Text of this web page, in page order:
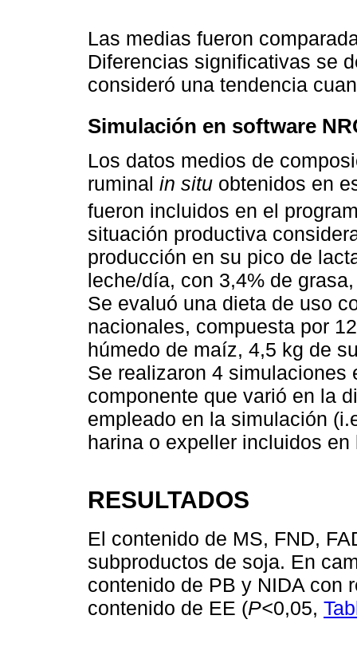
Las medias fueron
Diferencias significativas se
consideró una tendencia
Simulación en software
Los datos medios de
ruminal in situ obtenidos en
fueron incluidos en el
situación productiva
producción en su pico de
leche/día, con 3,4% de
Se evaluó una dieta de uso
nacionales, compuesta por
húmedo de maíz, 4,5 kg de
Se realizaron 4 simulaciones
componente que varió en la
empleado en la simulación
harina o expeller incluidos
RESULTADOS
El contenido de MS, FND,
subproductos de soja. En
contenido de PB y NIDA con
contenido de EE (P<0,05,